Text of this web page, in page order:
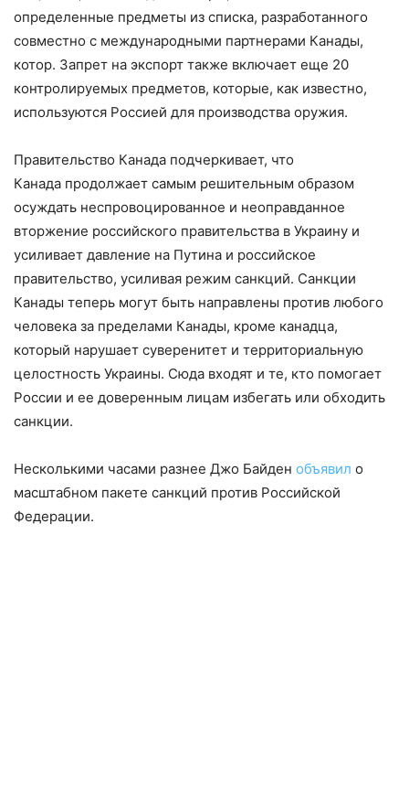
определенные предметы из списка, разработанного
совместно с международными партнерами Канады,
котор. Запрет на экспорт также включает еще 20
контролируемых предметов, которые, как известно,
используются Россией для производства оружия.
Правительство Канада подчеркивает, что
Канада продолжает самым решительным образом
осуждать неспровоцированное и неоправданное
вторжение российского правительства в Украину и
усиливает давление на Путина и российское
правительство, усиливая режим санкций. Санкции
Канады теперь могут быть направлены против любого
человека за пределами Канады, кроме канадца,
который нарушает суверенитет и территориальную
целостность Украины. Сюда входят и те, кто помогает
России и ее доверенным лицам избегать или обходить
санкции.
Несколькими часами разнее Джо Байден объявил о
масштабном пакете санкций против Российской
Федерации.